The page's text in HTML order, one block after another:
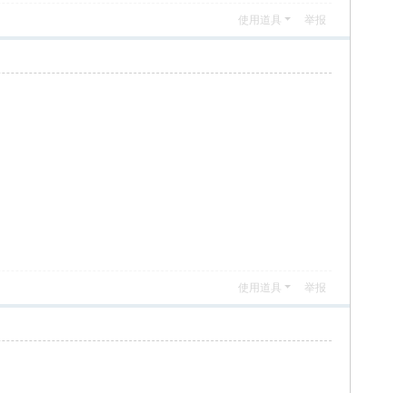
使用道具 举报
使用道具 举报